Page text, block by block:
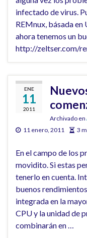
infectado de virus.
REMnux, básada en
ahora tenemos un
http://zeltser.com/
ENE
11
2011
Archivado en
11 enero, 2011
3
En el campo de los
movidito. Si estas
tenerlo en cuenta.
buenos
integrada en la
CPU y la unidad de
combinarán en …